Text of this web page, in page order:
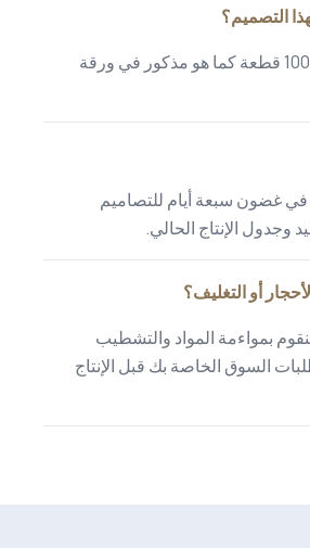
التصميم؟
الحد الأدنى للطلب هو 50-100 قطعة كما هو مذكور في ورقة
في غضون سبعة أيام للتصاميم
وجدول الإنتاج الحالي.
أو التغليف؟
بمواءمة المواد والتشطيب
السوق الخاصة بك قبل الإنتاج